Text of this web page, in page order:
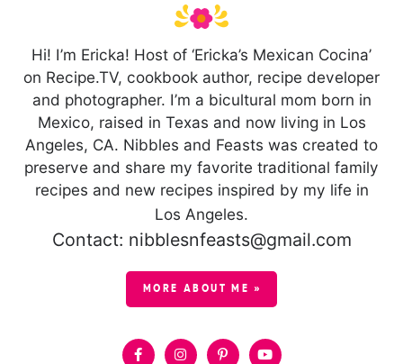
Hi! I’m Ericka! Host of ‘Ericka’s Mexican Cocina’
on Recipe.TV, cookbook author, recipe developer
and photographer. I’m a bicultural mom born in
Mexico, raised in Texas and now living in Los
Angeles, CA. Nibbles and Feasts was created to
preserve and share my favorite traditional family
recipes and new recipes inspired by my life in
Los Angeles.
Contact: nibblesnfeasts@gmail.com
MORE ABOUT ME »